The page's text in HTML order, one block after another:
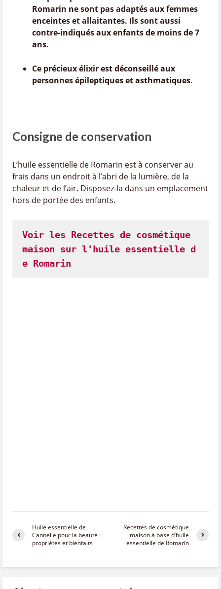
Romarin ne sont pas adaptés aux femmes
enceintes et allaitantes. Ils sont aussi
contre-indiqués aux enfants de moins de 7
ans.
Ce précieux élixir est déconseillé aux
personnes épileptiques et asthmatiques.
Consigne de conservation
L’huile essentielle de Romarin est à conserver au
frais dans un endroit à l’abri de la lumière, de la
chaleur et de l’air. Disposez-la dans un emplacement
hors de portée des enfants.
Voir les Recettes de cosmétique
maison sur l'huile essentielle d
e Romarin
Huile essentielle de
Cannelle pour la beauté :
propriétés et bienfaits
Recettes de cosmétique
maison à base d’huile
essentielle de Romarin